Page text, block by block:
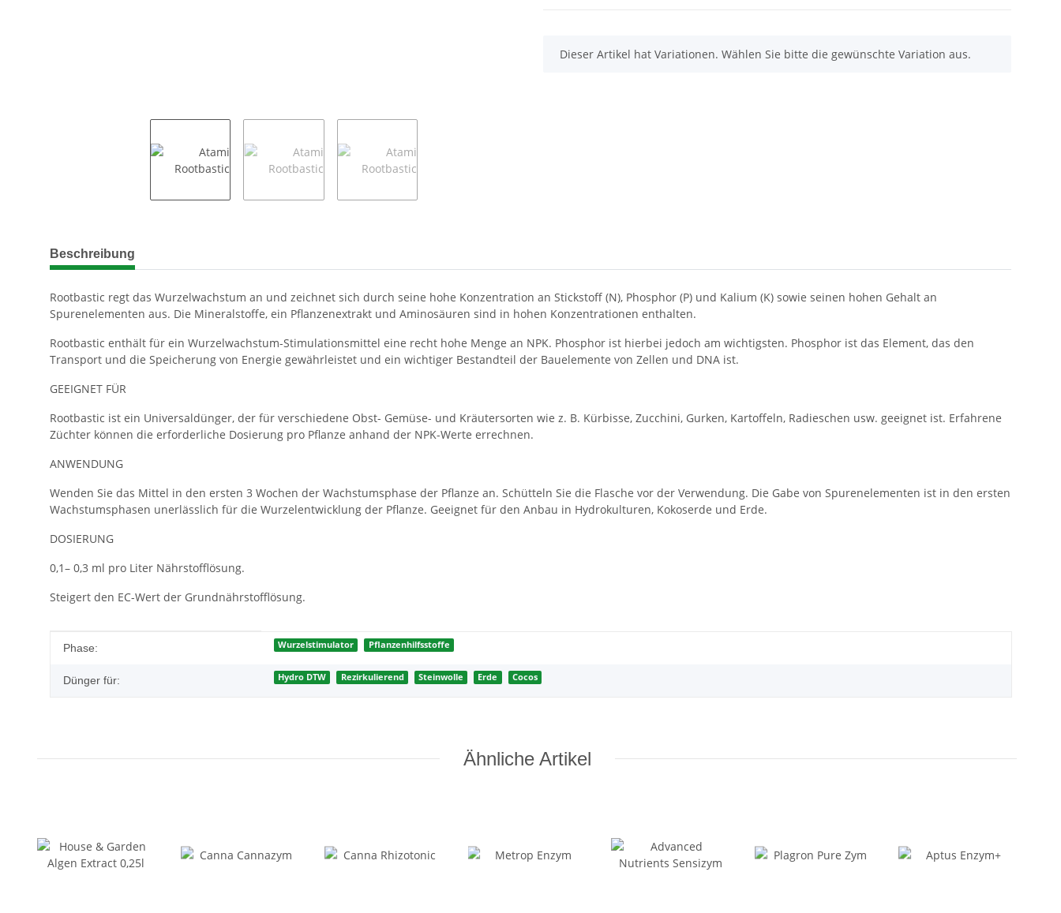
x
Dieser Artikel hat Variationen. Wählen Sie bitte die gewünschte Variation aus.
weitere Registerkarten anzeigen
Beschreibung
Rootbastic regt das Wurzelwachstum an und zeichnet sich durch seine hohe Konzentration an Stickstoff (N), Phosphor (P) und Kalium (K) sowie seinen hohen Gehalt an
Spurenelementen aus. Die Mineralstoffe, ein Pflanzenextrakt und Aminosäuren sind in hohen Konzentrationen enthalten.
Rootbastic enthält für ein Wurzelwachstum-Stimulationsmittel eine recht hohe Menge an NPK. Phosphor ist hierbei jedoch am wichtigsten. Phosphor ist das Element, das den
Transport und die Speicherung von Energie gewährleistet und ein wichtiger Bestandteil der Bauelemente von Zellen und DNA ist.
GEEIGNET FÜR
Rootbastic ist ein Universaldünger, der für verschiedene Obst- Gemüse- und Kräutersorten wie z. B. Kürbisse, Zucchini, Gurken, Kartoffeln, Radieschen usw. geeignet ist. Erfahrene
Züchter können die erforderliche Dosierung pro Pflanze anhand der NPK-Werte errechnen.
ANWENDUNG
Wenden Sie das Mittel in den ersten 3 Wochen der Wachstumsphase der Pflanze an. Schütteln Sie die Flasche vor der Verwendung. Die Gabe von Spurenelementen ist in den ersten
Wachstumsphasen unerlässlich für die Wurzelentwicklung der Pflanze. Geeignet für den Anbau in Hydrokulturen, Kokoserde und Erde.
DOSIERUNG
0,1– 0,3 ml pro Liter Nährstofflösung.
Steigert den EC-Wert der Grundnährstofflösung.
Produkteigenschaft
Wert
Phase: Wurzelstimulator Pflanzenhilfsstoffe
Dünger für: Hydro DTW Rezirkulierend Steinwolle Erde Cocos
Ähnliche Artikel